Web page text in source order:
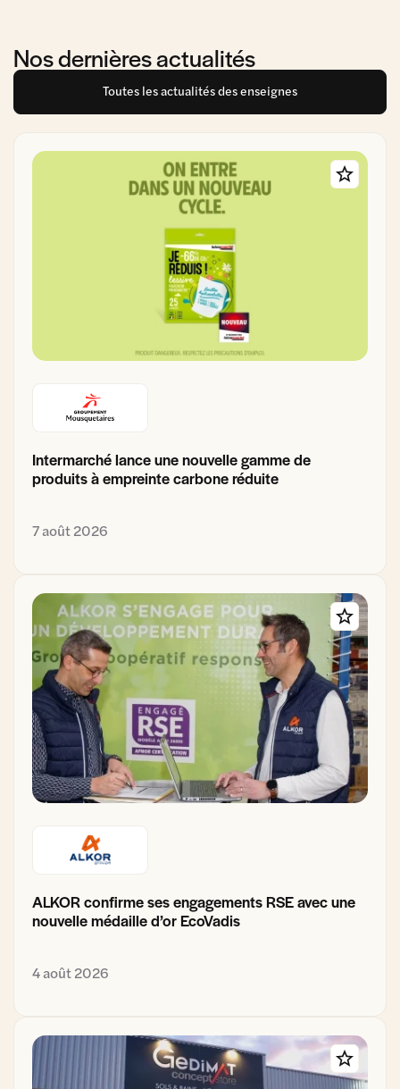
Nos dernières actualités
Toutes les actualités des enseignes
Intermarché lance une nouvelle gamme de
produits à empreinte carbone réduite
7 août 2026
ALKOR confirme ses engagements RSE avec une
nouvelle médaille d’or EcoVadis
4 août 2026